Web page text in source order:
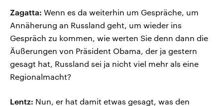
Zagatta: Wenn es da weiterhin um Gespräche, um
Annäherung an Russland geht, um wieder ins
Gespräch zu kommen, wie werten Sie denn dann die
Äußerungen von Präsident Obama, der ja gestern
gesagt hat, Russland sei ja nicht viel mehr als eine
Regionalmacht?
Lentz: Nun, er hat damit etwas gesagt, was den